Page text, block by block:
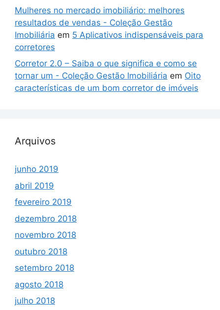
Mulheres no mercado imobiliário: melhores
resultados de vendas - Coleção Gestão
Imobiliária em 5 Aplicativos indispensáveis para
corretores
Corretor 2.0 – Saiba o que significa e como se
tornar um - Coleção Gestão Imobiliária em Oito
características de um bom corretor de imóveis
Arquivos
junho 2019
abril 2019
fevereiro 2019
dezembro 2018
novembro 2018
outubro 2018
setembro 2018
agosto 2018
julho 2018